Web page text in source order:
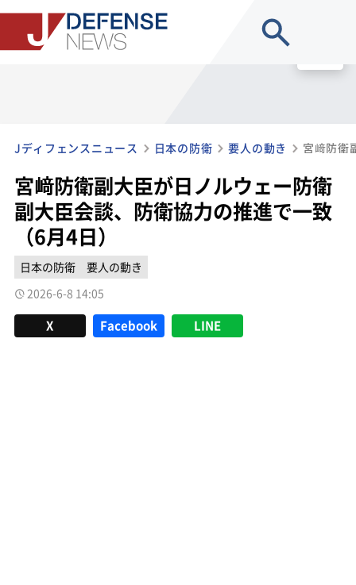
Jディフェンスニュース 日本の防衛 要人の動き
宮﨑防衛副大臣が日ノルウェー防衛
副大臣会談、防衛協力の推進で一致
（6月4日）
日本の防衛
要人の動き
2026-6-8 14:05
X Facebook LINE